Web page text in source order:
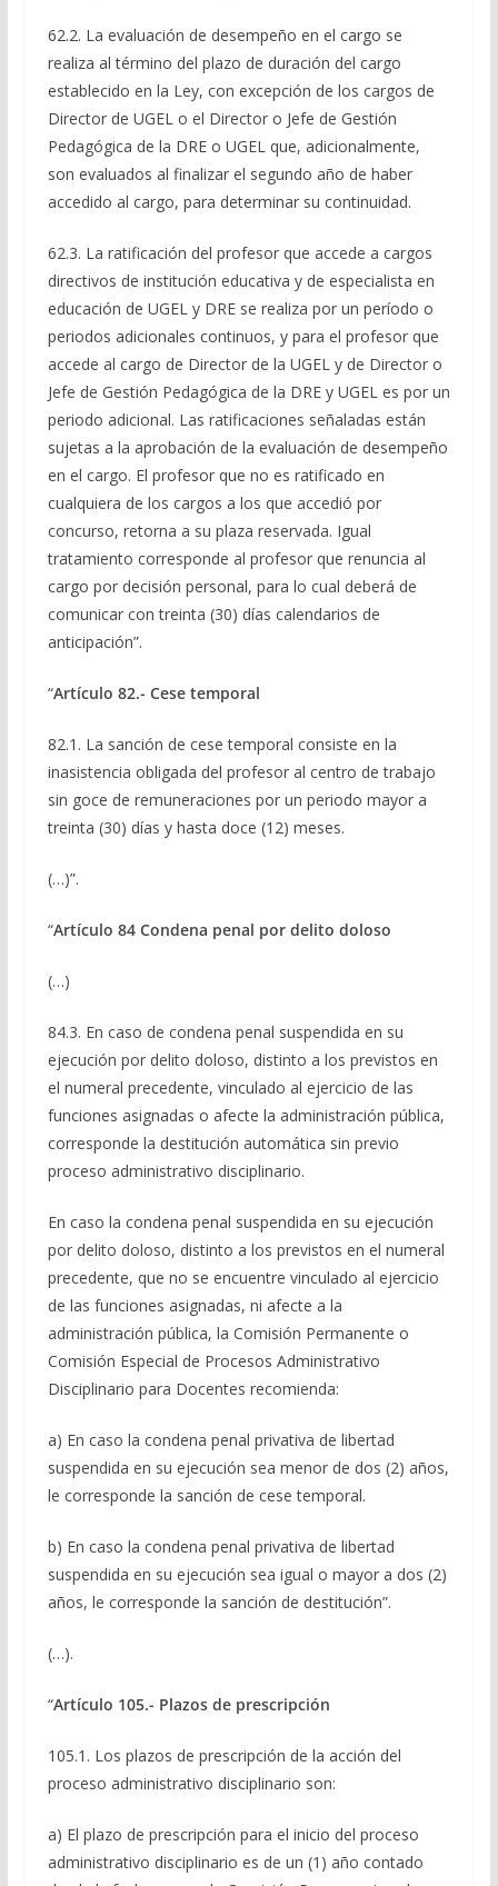
62.2. La evaluación de desempeño en el cargo se
realiza al término del plazo de duración del cargo
establecido en la Ley, con excepción de los cargos de
Director de UGEL o el Director o Jefe de Gestión
Pedagógica de la DRE o UGEL que, adicionalmente,
son evaluados al finalizar el segundo año de haber
accedido al cargo, para determinar su continuidad.
62.3. La ratificación del profesor que accede a cargos
directivos de institución educativa y de especialista en
educación de UGEL y DRE se realiza por un período o
periodos adicionales continuos, y para el profesor que
accede al cargo de Director de la UGEL y de Director o
Jefe de Gestión Pedagógica de la DRE y UGEL es por un
periodo adicional. Las ratificaciones señaladas están
sujetas a la aprobación de la evaluación de desempeño
en el cargo. El profesor que no es ratificado en
cualquiera de los cargos a los que accedió por
concurso, retorna a su plaza reservada. Igual
tratamiento corresponde al profesor que renuncia al
cargo por decisión personal, para lo cual deberá de
comunicar con treinta (30) días calendarios de
anticipación”.
“Artículo 82.- Cese temporal
82.1. La sanción de cese temporal consiste en la
inasistencia obligada del profesor al centro de trabajo
sin goce de remuneraciones por un periodo mayor a
treinta (30) días y hasta doce (12) meses.
(…)”.
“Artículo 84 Condena penal por delito doloso
(…)
84.3. En caso de condena penal suspendida en su
ejecución por delito doloso, distinto a los previstos en
el numeral precedente, vinculado al ejercicio de las
funciones asignadas o afecte la administración pública,
corresponde la destitución automática sin previo
proceso administrativo disciplinario.
En caso la condena penal suspendida en su ejecución
por delito doloso, distinto a los previstos en el numeral
precedente, que no se encuentre vinculado al ejercicio
de las funciones asignadas, ni afecte a la
administración pública, la Comisión Permanente o
Comisión Especial de Procesos Administrativo
Disciplinario para Docentes recomienda:
a) En caso la condena penal privativa de libertad
suspendida en su ejecución sea menor de dos (2) años,
le corresponde la sanción de cese temporal.
b) En caso la condena penal privativa de libertad
suspendida en su ejecución sea igual o mayor a dos (2)
años, le corresponde la sanción de destitución”.
(…).
“Artículo 105.- Plazos de prescripción
105.1. Los plazos de prescripción de la acción del
proceso administrativo disciplinario son:
a) El plazo de prescripción para el inicio del proceso
administrativo disciplinario es de un (1) año contado